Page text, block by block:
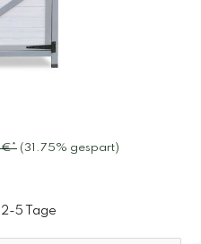
€* (31.75% gespart)
5 Tage